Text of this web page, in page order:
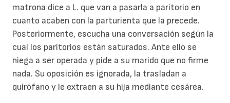
matrona dice a L. que van a pasarla a paritorio en
cuanto acaben con la parturienta que la precede.
Posteriormente, escucha una conversación según la
cual los paritorios están saturados. Ante ello se
niega a ser operada y pide a su marido que no firme
nada. Su oposición es ignorada, la trasladan a
quirófano y le extraen a su hija mediante cesárea.